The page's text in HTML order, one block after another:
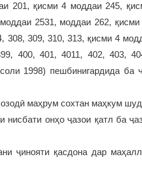
201, қисми 4 моддаи 245,
2531, моддаи 262,
308, 309, 310, 313, қисми 4
400, 401, 4011, 402, 403,
1998) пешбинигардида
маҳрум сохтан маҳкум
нисбати онҳо ҷазои қатл ба
ҷинояти қасдона дар